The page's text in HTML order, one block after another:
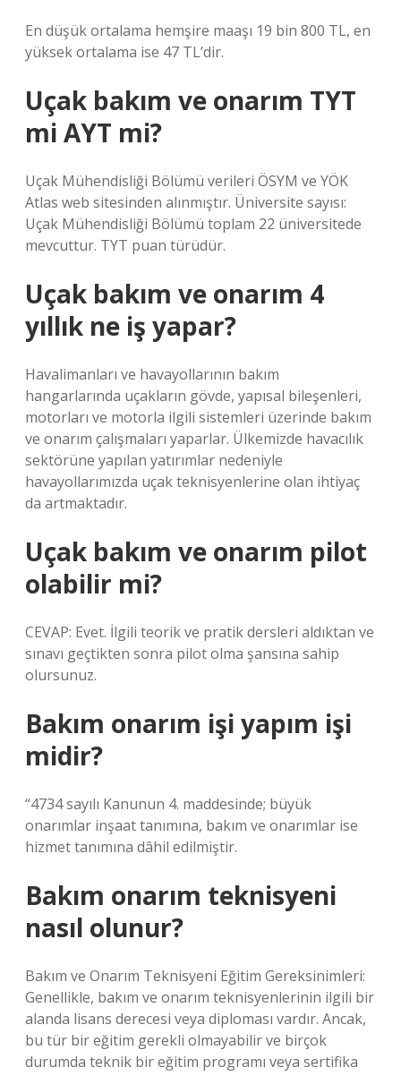
En düşük ortalama hemşire maaşı 19 bin 800 TL, en
yüksek ortalama ise 47 TL’dir.
Uçak bakım ve onarım TYT
mi AYT mi?
Uçak Mühendisliği Bölümü verileri ÖSYM ve YÖK
Atlas web sitesinden alınmıştır. Üniversite sayısı:
Uçak Mühendisliği Bölümü toplam 22 üniversitede
mevcuttur. TYT puan türüdür.
Uçak bakım ve onarım 4
yıllık ne iş yapar?
Havalimanları ve havayollarının bakım
hangarlarında uçakların gövde, yapısal bileşenleri,
motorları ve motorla ilgili sistemleri üzerinde bakım
ve onarım çalışmaları yaparlar. Ülkemizde havacılık
sektörüne yapılan yatırımlar nedeniyle
havayollarımızda uçak teknisyenlerine olan ihtiyaç
da artmaktadır.
Uçak bakım ve onarım pilot
olabilir mi?
CEVAP: Evet. İlgili teorik ve pratik dersleri aldıktan ve
sınavı geçtikten sonra pilot olma şansına sahip
olursunuz.
Bakım onarım işi yapım işi
midir?
“4734 sayılı Kanunun 4. maddesinde; büyük
onarımlar inşaat tanımına, bakım ve onarımlar ise
hizmet tanımına dâhil edilmiştir.
Bakım onarım teknisyeni
nasıl olunur?
Bakım ve Onarım Teknisyeni Eğitim Gereksinimleri:
Genellikle, bakım ve onarım teknisyenlerinin ilgili bir
alanda lisans derecesi veya diploması vardır. Ancak,
bu tür bir eğitim gerekli olmayabilir ve birçok
durumda teknik bir eğitim programı veya sertifika